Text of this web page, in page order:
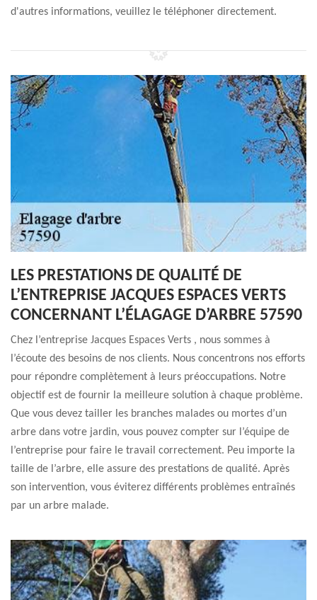
d'autres informations, veuillez le téléphoner directement.
LES PRESTATIONS DE QUALITÉ DE
L’ENTREPRISE JACQUES ESPACES VERTS
CONCERNANT L’ÉLAGAGE D’ARBRE 57590
Chez l’entreprise Jacques Espaces Verts , nous sommes à
l’écoute des besoins de nos clients. Nous concentrons nos efforts
pour répondre complètement à leurs préoccupations. Notre
objectif est de fournir la meilleure solution à chaque problème.
Que vous devez tailler les branches malades ou mortes d’un
arbre dans votre jardin, vous pouvez compter sur l’équipe de
l’entreprise pour faire le travail correctement. Peu importe la
taille de l’arbre, elle assure des prestations de qualité. Après
son intervention, vous éviterez différents problèmes entraînés
par un arbre malade.